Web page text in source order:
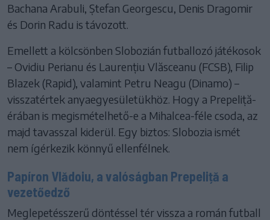
Bachana Arabuli, Ștefan Georgescu, Denis Dragomir
és Dorin Radu is távozott.
Emellett a kölcsönben Slobozián futballozó játékosok
– Ovidiu Perianu és Laurențiu Vlăsceanu (FCSB), Filip
Blazek (Rapid), valamint Petru Neagu (Dinamo) –
visszatértek anyaegyesületükhöz. Hogy a Prepeliță-
érában is megismételhető-e a Mihalcea-féle csoda, az
majd tavasszal kiderül. Egy biztos: Slobozia ismét
nem ígérkezik könnyű ellenfélnek.
Papíron Vlădoiu, a valóságban Prepeliță a
vezetőedző
Meglepetésszerű döntéssel tér vissza a román futball